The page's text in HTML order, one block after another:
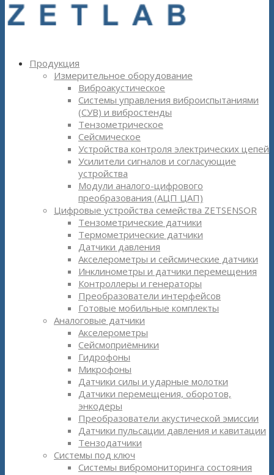
Продукция
Измерительное оборудование
Виброакустическое
Системы управления виброиспытаниями
(СУВ) и вибростенды
Тензометрическое
Сейсмическое
Устройства контроля электрических цепей
Усилители сигналов и согласующие
устройства
Модули аналого-цифрового
преобразования (АЦП ЦАП)
Цифровые устройства семейства ZETSENSOR
Тензометрические датчики
Термометрические датчики
Датчики давления
Акселерометры и сейсмические датчики
Инклинометры и датчики перемещения
Контроллеры и генераторы
Преобразователи интерфейсов
Готовые мобильные комплекты
Аналоговые датчики
Акселерометры
Сейсмоприёмники
Гидрофоны
Микрофоны
Датчики силы и ударные молотки
Датчики перемещения, оборотов,
энкодеры
Преобразователи акустической эмиссии
Датчики пульсации давления и кавитации
Тензодатчики
Системы под ключ
Системы вибромониторинга состояния